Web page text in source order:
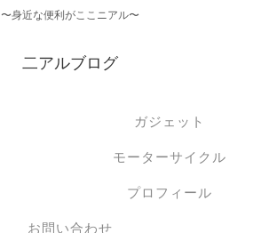
〜身近な便利がここニアル〜
二アルブログ
ガジェット
モーターサイクル
プロフィール
お問い合わせ